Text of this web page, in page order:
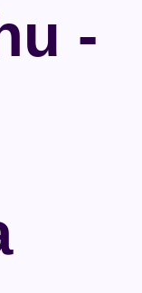
-